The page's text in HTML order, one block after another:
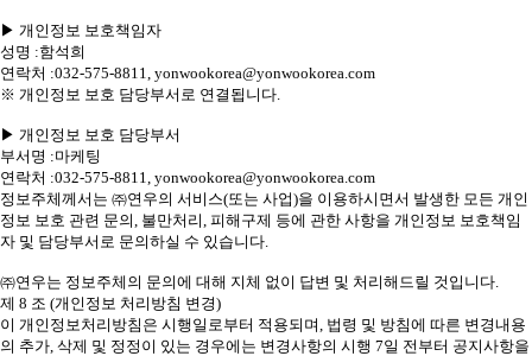
▶ 개인정보 보호책임자
성명 :함석희
연락처 :032-575-8811, yonwookorea@yonwookorea.com
※ 개인정보 보호 담당부서로 연결됩니다.
▶ 개인정보 보호 담당부서
부서명 :마케팅
연락처 :032-575-8811, yonwookorea@yonwookorea.com
정보주체께서는 ㈜연우의 서비스(또는 사업)을 이용하시면서 발생한 모든 개인
정보 보호 관련 문의, 불만처리, 피해구제 등에 관한 사항을 개인정보 보호책임
자 및 담당부서로 문의하실 수 있습니다.
㈜연우는 정보주체의 문의에 대해 지체 없이 답변 및 처리해드릴 것입니다.
제 8 조 (개인정보 처리방침 변경)
이 개인정보처리방침은 시행일로부터 적용되며, 법령 및 방침에 따른 변경내용
의 추가, 삭제 및 정정이 있는 경우에는 변경사항의 시행 7일 전부터 공지사항을